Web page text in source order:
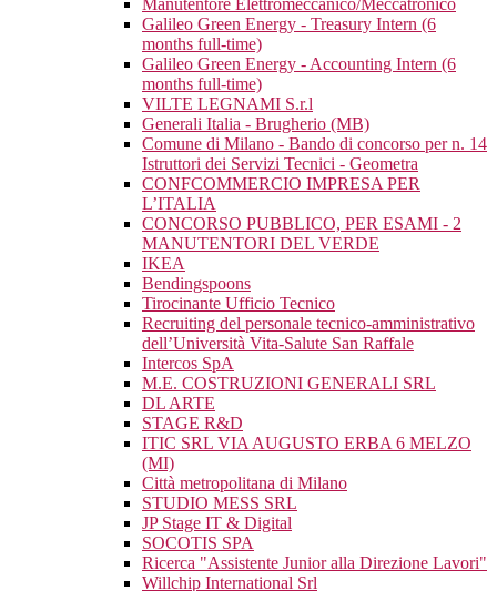
Manutentore Elettromeccanico/Meccatronico
Galileo Green Energy - Treasury Intern (6
months full-time)
Galileo Green Energy - Accounting Intern (6
months full-time)
VILTE LEGNAMI S.r.l
Generali Italia - Brugherio (MB)
Comune di Milano - Bando di concorso per n. 14
Istruttori dei Servizi Tecnici - Geometra
CONFCOMMERCIO IMPRESA PER
L’ITALIA
CONCORSO PUBBLICO, PER ESAMI - 2
MANUTENTORI DEL VERDE
IKEA
Bendingspoons
Tirocinante Ufficio Tecnico
Recruiting del personale tecnico-amministrativo
dell’Università Vita-Salute San Raffale
Intercos SpA
M.E. COSTRUZIONI GENERALI SRL
DL ARTE
STAGE R&D
ITIC SRL VIA AUGUSTO ERBA 6 MELZO
(MI)
Città metropolitana di Milano
STUDIO MESS SRL
JP Stage IT & Digital
SOCOTIS SPA
Ricerca "Assistente Junior alla Direzione Lavori"
Willchip International Srl